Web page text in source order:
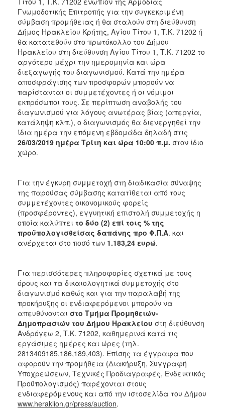
Γνωμοδοτικής Επιτροπής για την συγκεκριμένη
σύμβαση προμήθειας ή θα σταλούν στη διεύθυνση
Δήμος Ηρακλείου Κρήτης, Αγίου Τίτου 1, Τ.Κ. 71202 ή
θα κατατεθούν στο πρωτόκολλο του Δήμου
Ηρακλείου στη διεύθυνση Αγίου Τίτου 1, Τ.Κ. 71202 το
αργότερο μέχρι την ημερομηνία και ώρα
διεξαγωγής του διαγωνισμού. Κατά την ημέρα
αποσφράγισης των προσφορών μπορούν να
παρίστανται οι συμμετέχοντες ή οι νόμιμοι
εκπρόσωποι τους. Σε περίπτωση αναβολής του
διαγωνισμού για λόγους ανωτέρας βίας (απεργία,
κατάληψη κλπ.), ο διαγωνισμός θα διενεργηθεί την
ίδια ημέρα την επόμενη εβδομάδα δηλαδή στις
26/03/2019 ημέρα Τρίτη και ώρα 10:00 π.μ. στον ίδιο
χώρο.
Για την έγκυρη συμμετοχή στη διαδικασία σύναψης
της παρούσας σύμβασης κατατίθεται από τους
συμμετέχοντες οικονομικούς φορείς
(προσφέροντες), εγγυητική επιστολή συμμετοχής η
οποία καλύπτει το δύο (2) επί τοις % της
προϋπολογισθείσας δαπάνης προ Φ.Π.Α. και
ανέρχεται στο ποσό των 1.183,24 ευρώ.
Για περισσότερες πληροφορίες σχετικά με τους
όρους και τα δικαιολογητικά συμμετοχής στο
διαγωνισμό καθώς και για την παραλαβή της
προκήρυξης οι ενδιαφερόμενοι μπορούν να
απευθύνονται στο Τμήμα Προμηθειών-
Δημοπρασιών του Δήμου Ηρακλείου στη διεύθυνση
Ανδρόγεω 2, Τ.Κ. 71202, καθημερινά κατά τις
εργάσιμες ημέρες και ώρες (τηλ.
2813409185,186,189,403). Επίσης τα έγγραφα που
αφορούν την προμήθεια (Διακήρυξη, Συγγραφή
Υποχρεώσεων, Τεχνικές Προδιαγραφές, Ενδεικτικός
Προϋπολογισμός) παρέχονται στους
ενδιαφερόμενους και από την ιστοσελίδα του Δήμου
www.heraklion.gr/press/auction.